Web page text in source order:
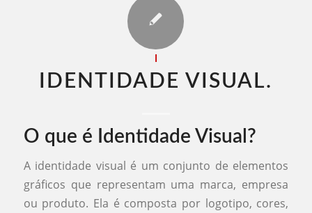
IDENTIDADE VISUAL.​
O que é Identidade Visual?
A identidade visual é um conjunto de elementos
gráficos que representam uma marca, empresa
ou produto. Ela é composta por logotipo, cores,